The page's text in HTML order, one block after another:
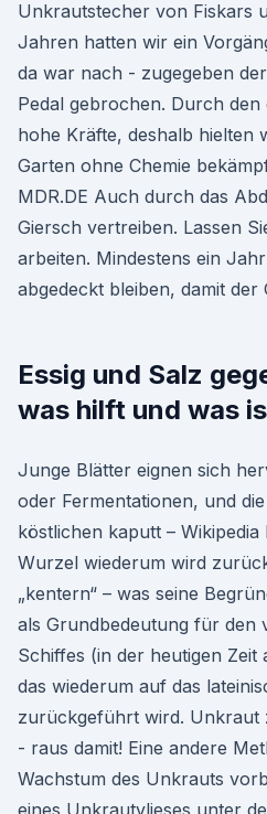
Unkrautstecher von Fiskars
Jahren hatten wir ein
da war nach - zugegeben
Pedal gebrochen. Durch
hohe Kräfte, deshalb hielten
Garten ohne Chemie
MDR.DE Auch durch das
Giersch vertreiben. Lassen
arbeiten. Mindestens ein
abgedeckt bleiben, damit der
Essig und Salz
was hilft und was
Junge Blätter eignen sich
oder Fermentationen, und
köstlichen kaputt – Wikipedia
Wurzel wiederum wird
„kentern“ – was seine
als Grundbedeutung für den
Schiffes (in der heutigen
das wiederum auf das
zurückgeführt wird. Unkraut
- raus damit! Eine andere
Wachstum des Unkrauts
eines Unkrautvlieses unter